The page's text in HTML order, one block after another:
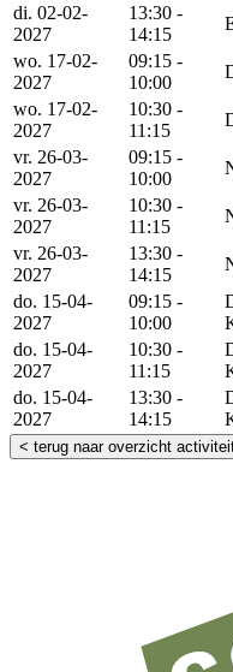
di. 02-02-
2027
13:30 -
14:15
wo. 17-02-
2027
09:15 -
10:00
wo. 17-02-
2027
10:30 -
11:15
vr. 26-03-
2027
09:15 -
10:00
vr. 26-03-
2027
10:30 -
11:15
vr. 26-03-
2027
13:30 -
14:15
do. 15-04-
2027
09:15 -
10:00
do. 15-04-
2027
10:30 -
11:15
do. 15-04-
2027
13:30 -
14:15
< terug naar overzicht